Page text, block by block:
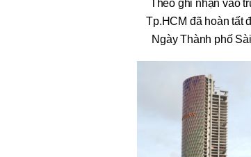
Theo ghi nhận vào
Tp.HCM đã hoàn tất
Ngày Thành phố